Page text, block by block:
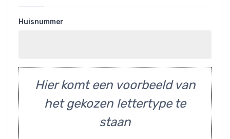
Huisnummer
Hier komt een voorbeeld van
het gekozen lettertype te
staan